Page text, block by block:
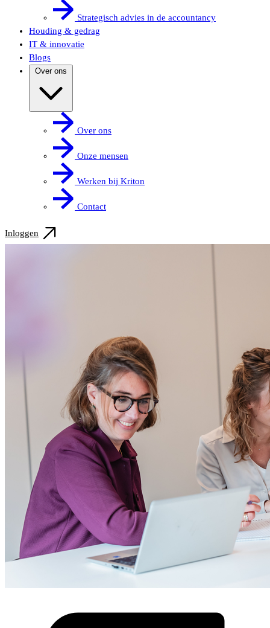
Strategisch advies in de accountancy
Houding & gedrag
IT & innovatie
Blogs
Over ons
Over ons
Onze mensen
Werken bij Kriton
Contact
Inloggen